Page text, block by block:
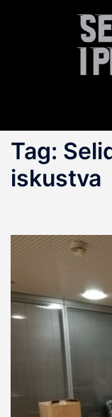
Tag:
iskustva